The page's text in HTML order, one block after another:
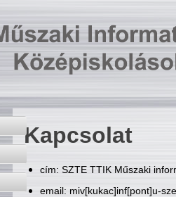
Kapcsolat
cím: SZTE TTIK Műszaki
email: miv[kukac]inf[pont]u-